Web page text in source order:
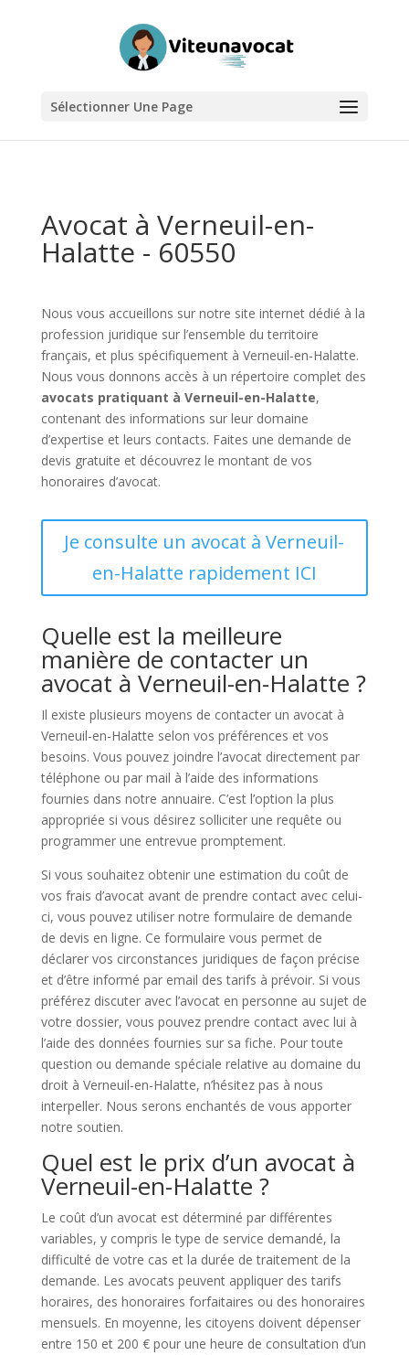
Sélectionner Une Page
Avocat à Verneuil-en-
Halatte - 60550
Nous vous accueillons sur notre site internet dédié à la
profession juridique sur l’ensemble du territoire
français, et plus spécifiquement à Verneuil-en-Halatte.
Nous vous donnons accès à un répertoire complet des
avocats pratiquant à Verneuil-en-Halatte,
contenant des informations sur leur domaine
d’expertise et leurs contacts. Faites une demande de
devis gratuite et découvrez le montant de vos
honoraires d’avocat.
Je consulte un avocat à Verneuil-
en-Halatte rapidement ICI
Quelle est la meilleure
manière de contacter un
avocat à Verneuil-en-Halatte ?
Il existe plusieurs moyens de contacter un avocat à
Verneuil-en-Halatte selon vos préférences et vos
besoins. Vous pouvez joindre l’avocat directement par
téléphone ou par mail à l’aide des informations
fournies dans notre annuaire. C’est l’option la plus
appropriée si vous désirez solliciter une requête ou
programmer une entrevue promptement.
Si vous souhaitez obtenir une estimation du coût de
vos frais d’avocat avant de prendre contact avec celui-
ci, vous pouvez utiliser notre formulaire de demande
de devis en ligne. Ce formulaire vous permet de
déclarer vos circonstances juridiques de façon précise
et d’être informé par email des tarifs à prévoir. Si vous
préférez discuter avec l’avocat en personne au sujet de
votre dossier, vous pouvez prendre contact avec lui à
l’aide des données fournies sur sa fiche. Pour toute
question ou demande spéciale relative au domaine du
droit à Verneuil-en-Halatte, n’hésitez pas à nous
interpeller. Nous serons enchantés de vous apporter
notre soutien.
Quel est le prix d’un avocat à
Verneuil-en-Halatte ?
Le coût d’un avocat est déterminé par différentes
variables, y compris le type de service demandé, la
difficulté de votre cas et la durée de traitement de la
demande. Les avocats peuvent appliquer des tarifs
horaires, des honoraires forfaitaires ou des honoraires
mensuels. En moyenne, les citoyens doivent dépenser
entre 150 et 200 € pour une heure de consultation d’un